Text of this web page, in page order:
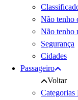
Não tenho
Não tenho
Segurança
Cidades
Passageiro
Voltar
Categorias